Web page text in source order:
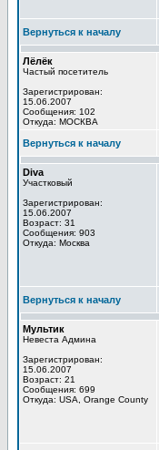
Вернуться к началу
Лёлёк
Частый посетитель
Зарегистрирован:
15.06.2007
Сообщения: 102
Откуда: МОСКВА
Вернуться к началу
Diva
Участковый
Зарегистрирован:
15.06.2007
Возраст: 31
Сообщения: 903
Откуда: Москва
Вернуться к началу
Мультик
Невеста Админа
Зарегистрирован:
15.06.2007
Возраст: 21
Сообщения: 699
Откуда: USA, Orange County